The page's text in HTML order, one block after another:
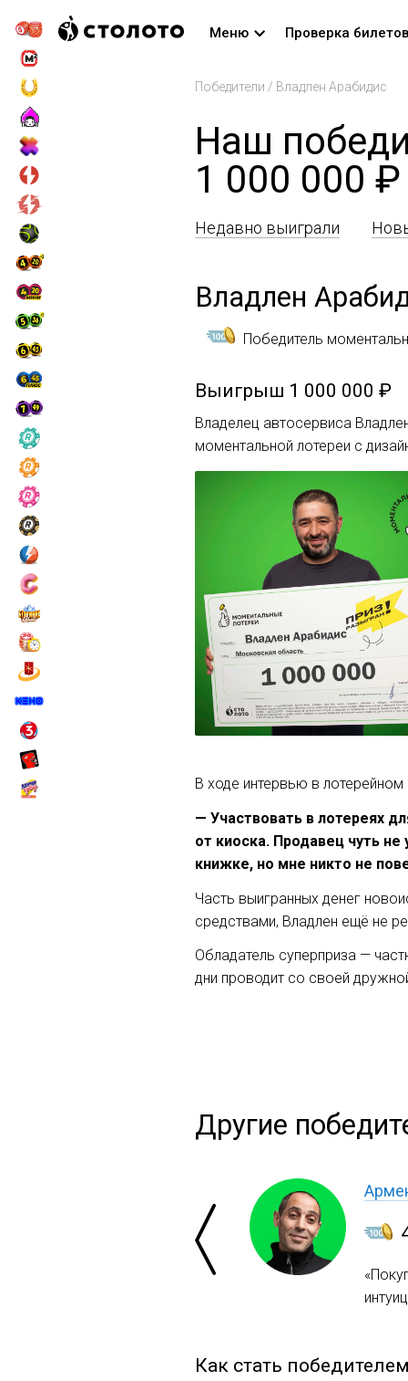
Меню Проверка билетов
Победители / Владлен Арабидис
Наш
1 000 000 ₽
Недавно выиграли
Владлен
Победитель
Выигрыш 1 000 000 ₽
Владелец автосервиса
моментальной лотереи с
В ходе интервью в
— Участвовать в лотереях
от киоска. Продавец чуть
книжке, но мне никто не
Часть выигранных денег
средствами, Владлен ещё не
Обладатель суперприза —
дни проводит со своей
Другие
Как стать